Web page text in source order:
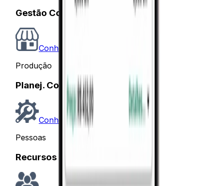
Gestão Comercial
Conhecer
Produção
Planej. Controle Produção
Conhecer
Pessoas
Recursos Humanos